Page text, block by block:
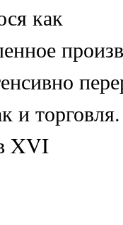
как
и торговля.
XVI